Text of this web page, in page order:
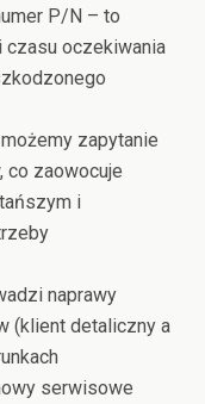
P/N – to
czasu oczekiwania
zapytanie
co zaowocuje
i
naprawy
(klient detaliczny a
serwisowe